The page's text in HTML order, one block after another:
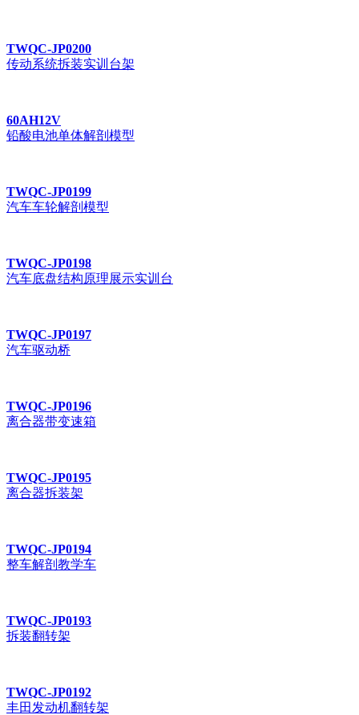
TWQC-JP0200
传动系统拆装实训台架
60AH12V
铅酸电池单体解剖模型
TWQC-JP0199
汽车车轮解剖模型
TWQC-JP0198
汽车底盘结构原理展示实训台
TWQC-JP0197
汽车驱动桥
TWQC-JP0196
离合器带变速箱
TWQC-JP0195
离合器拆装架
TWQC-JP0194
整车解剖教学车
TWQC-JP0193
拆装翻转架
TWQC-JP0192
丰田发动机翻转架